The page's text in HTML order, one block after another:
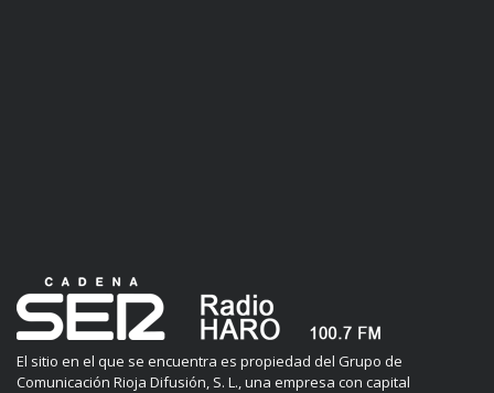
El sitio en el que se encuentra es propiedad del Grupo de
Comunicación Rioja Difusión, S. L., una empresa con capital